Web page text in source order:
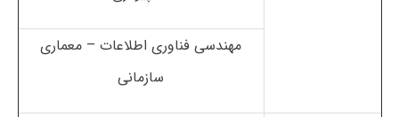
مهندسی فناوری اطلاعات – معماری
سازمانی